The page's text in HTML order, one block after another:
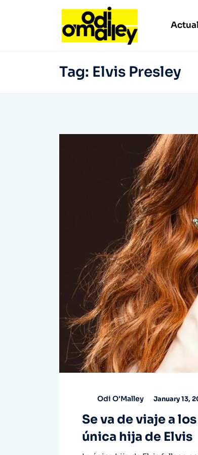
Tag: Elvis Presley
Odi O'Malley January 13,
Se va de viaje a
única hija de Elvis